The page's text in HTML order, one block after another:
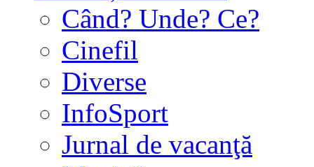
Când? Unde? Ce?
Cinefil
Diverse
InfoSport
Jurnal de vacanţă